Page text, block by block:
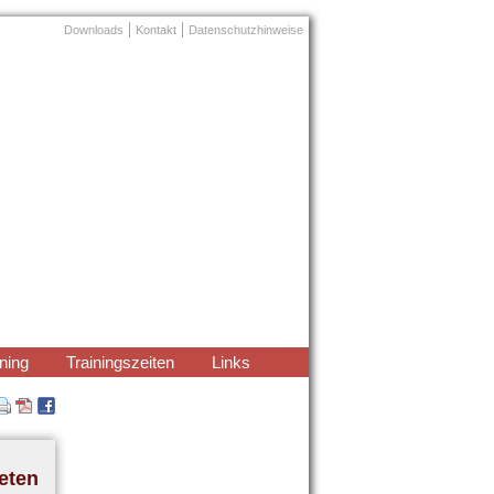
Navigation
Downloads Kontakt Datenschutzhinweise
Trainingszeiten Links